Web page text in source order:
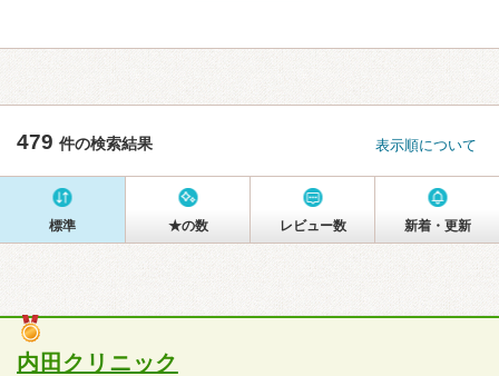
479 件の検索結果 表示順について
標準 ★の数 レビュー数 新着・更新
内田クリニック